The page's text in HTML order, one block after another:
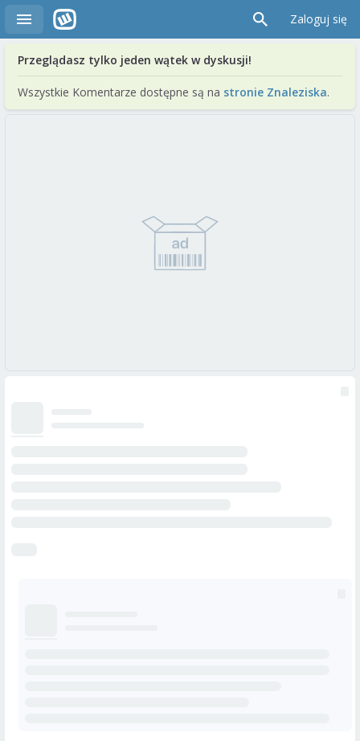
Zaloguj się
Przeglądasz tylko jeden wątek w dyskusji!
Wszystkie Komentarze dostępne są na stronie Znaleziska.